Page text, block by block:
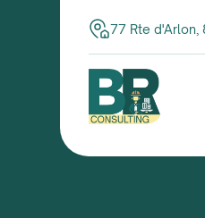
77 Rte d'Arlon,